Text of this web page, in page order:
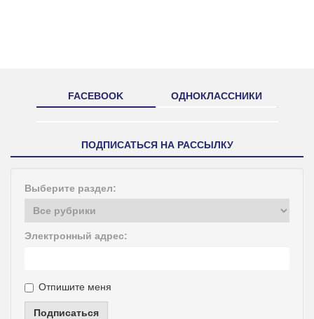
FACEBOOK ОДНОКЛАССНИКИ
ПОДПИСАТЬСЯ НА РАССЫЛКУ
Выберите раздел:
Электронный адрес:
Отпишите меня
Подписаться